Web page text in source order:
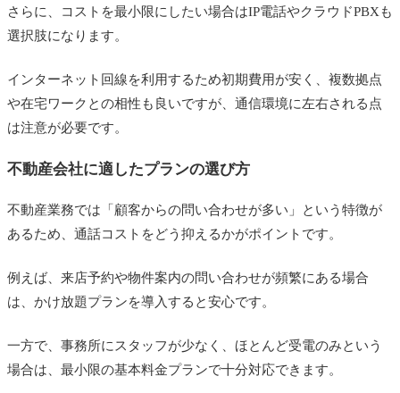
さらに、コストを最小限にしたい場合はIP電話やクラウドPBXも
選択肢になります。
インターネット回線を利用するため初期費用が安く、複数拠点
や在宅ワークとの相性も良いですが、通信環境に左右される点
は注意が必要です。
不動産会社に適したプランの選び方
不動産業務では「顧客からの問い合わせが多い」という特徴が
あるため、通話コストをどう抑えるかがポイントです。
例えば、来店予約や物件案内の問い合わせが頻繁にある場合
は、かけ放題プランを導入すると安心です。
一方で、事務所にスタッフが少なく、ほとんど受電のみという
場合は、最小限の基本料金プランで十分対応できます。